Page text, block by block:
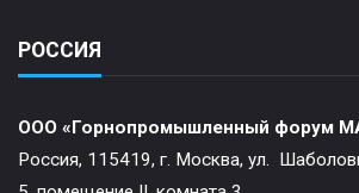
РОССИЯ
ООО «Горнопромышленный форум
Россия, 115419, г. Москва, ул.